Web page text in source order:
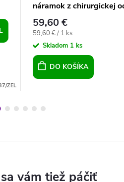
ZEL
náramok z chirurgickej
Panther Chain 21,5 cm
59,60 €
Jednotková
cena:
59,60 € / 1 ks
Skladom 1 ks
DO KOŠÍKA